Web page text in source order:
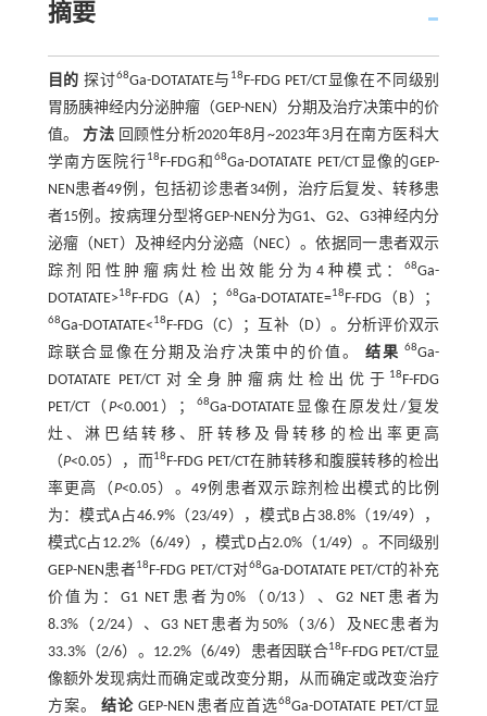
摘要
目的 探讨68Ga-DOTATATE与 18F-FDG PET/CT显像在不同级别
胃肠胰神经内分泌肿瘤（GEP-NEN）分期及治疗决策中的价
值。 方法 回顾性分析2020年8月~2023年3月在南方医科大
学南方医院行18F-FDG和68Ga-DOTATATE PET/CT显像的GEP-
NEN患者49例，包括初诊患者34例，治疗后复发、转移患
者15例。按病理分型将GEP-NEN分为G1、G2、G3神经内分
泌瘤（NET）及神经内分泌癌（NEC）。依据同一患者双示
踪剂阳性肿瘤病灶检出效能分为4种模式：68Ga-
DOTATATE>18F-FDG（A）； 68Ga-DOTATATE=18F-FDG（B）；
68Ga-DOTATATE<18F-FDG（C）；互补（D）。分析评价双示
踪联合显像在分期及治疗决策中的价值。 结果 68Ga-
DOTATATE PET/CT对全身肿瘤病灶检出优于 18F-FDG
PET/CT（P<0.001）； 68Ga-DOTATATE显像在原发灶/复发
灶、淋巴结转移、肝转移及骨转移的检出率更高
（P<0.05），而18F-FDG PET/CT在肺转移和腹膜转移的检出
率更高（P<0.05）。49例患者双示踪剂检出模式的比例
为：模式A占46.9%（23/49），模式B占38.8%（19/49），
模式C占12.2%（6/49），模式D占2.0%（1/49）。不同级别
GEP-NEN患者18F-FDG PET/CT对68Ga-DOTATATE PET/CT的补充
价值为：G1 NET患者为0%（0/13）、G2 NET患者为
8.3%（2/24）、G3 NET患者为50%（3/6）及NEC患者为
33.3%（2/6）。12.2%（6/49）患者因联合18F-FDG PET/CT显
像额外发现病灶而确定或改变分期，从而确定或改变治疗
方案。结论 GEP-NEN患者应首选68Ga-DOTATATE PET/CT显